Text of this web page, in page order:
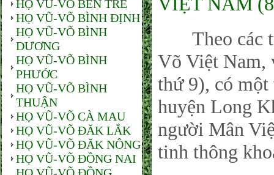
HỌ VŨ-VÕ BẾN TRE
HỌ VŨ-VÕ BÌNH ĐỊNH
HỌ VŨ-VÕ BÌNH
DƯƠNG
HỌ VŨ-VÕ BÌNH
PHƯỚC
HỌ VŨ-VÕ BÌNH
THUẬN
HỌ VŨ-VÕ CÀ MAU
HỌ VŨ-VÕ ĐĂK LẮK
HỌ VŨ-VÕ ĐĂK NÔNG
HỌ VŨ-VÕ ĐỒNG NAI
Theo các
Võ Việt Nam,
thứ 9), có
huyện Long
người Mân
tinh thông